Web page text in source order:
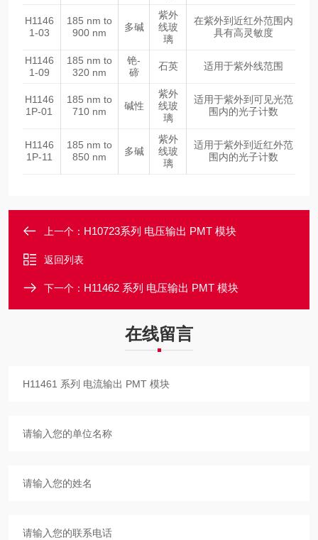
H1146
1-03
185 nm to
900 nm
多碱
紫外
线玻
璃
在紫外到近红外范围内
具有高灵敏度
H1146
1-09
185 nm to
320 nm
铯-
碲
石英 适用于紫外线范围
H1146
1P-01
185 nm to
710 nm
碱性
紫外
线玻
璃
适用于紫外到可见光范
围内的光子计数
H1146
1P-11
185 nm to
850 nm
多碱
紫外
线玻
璃
适用于紫外到近红外范
围内的光子计数
上一个： H10723系列 电压输出 PMT 模块
返回列表
下一个： H11462 系列 电压输出 PMT 模块
在线留言